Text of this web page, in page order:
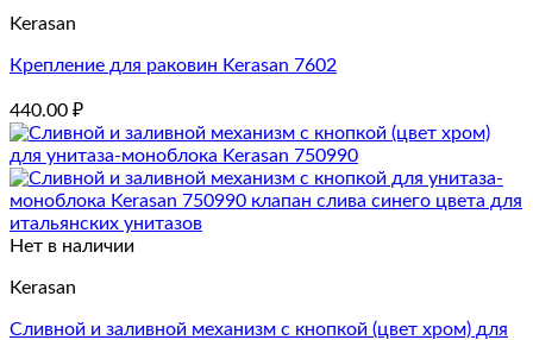
Kerasan
Крепление для раковин Kerasan 7602
440.00 ₽
Нет в наличии
Kerasan
Сливной и заливной механизм с кнопкой (цвет хром) для